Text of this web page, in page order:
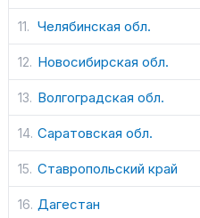
Челябинская обл.
Новосибирская обл.
Волгоградская обл.
Саратовская обл.
Ставропольский край
Дагестан